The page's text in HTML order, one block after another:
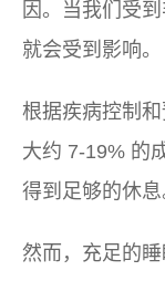
因。当我们受
就会受到影响。
根据疾病控制
大约 7-19% 的
得到足够的休息
然而，充足的